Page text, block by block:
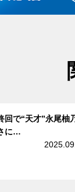
回で“天才”永尾柚
に…